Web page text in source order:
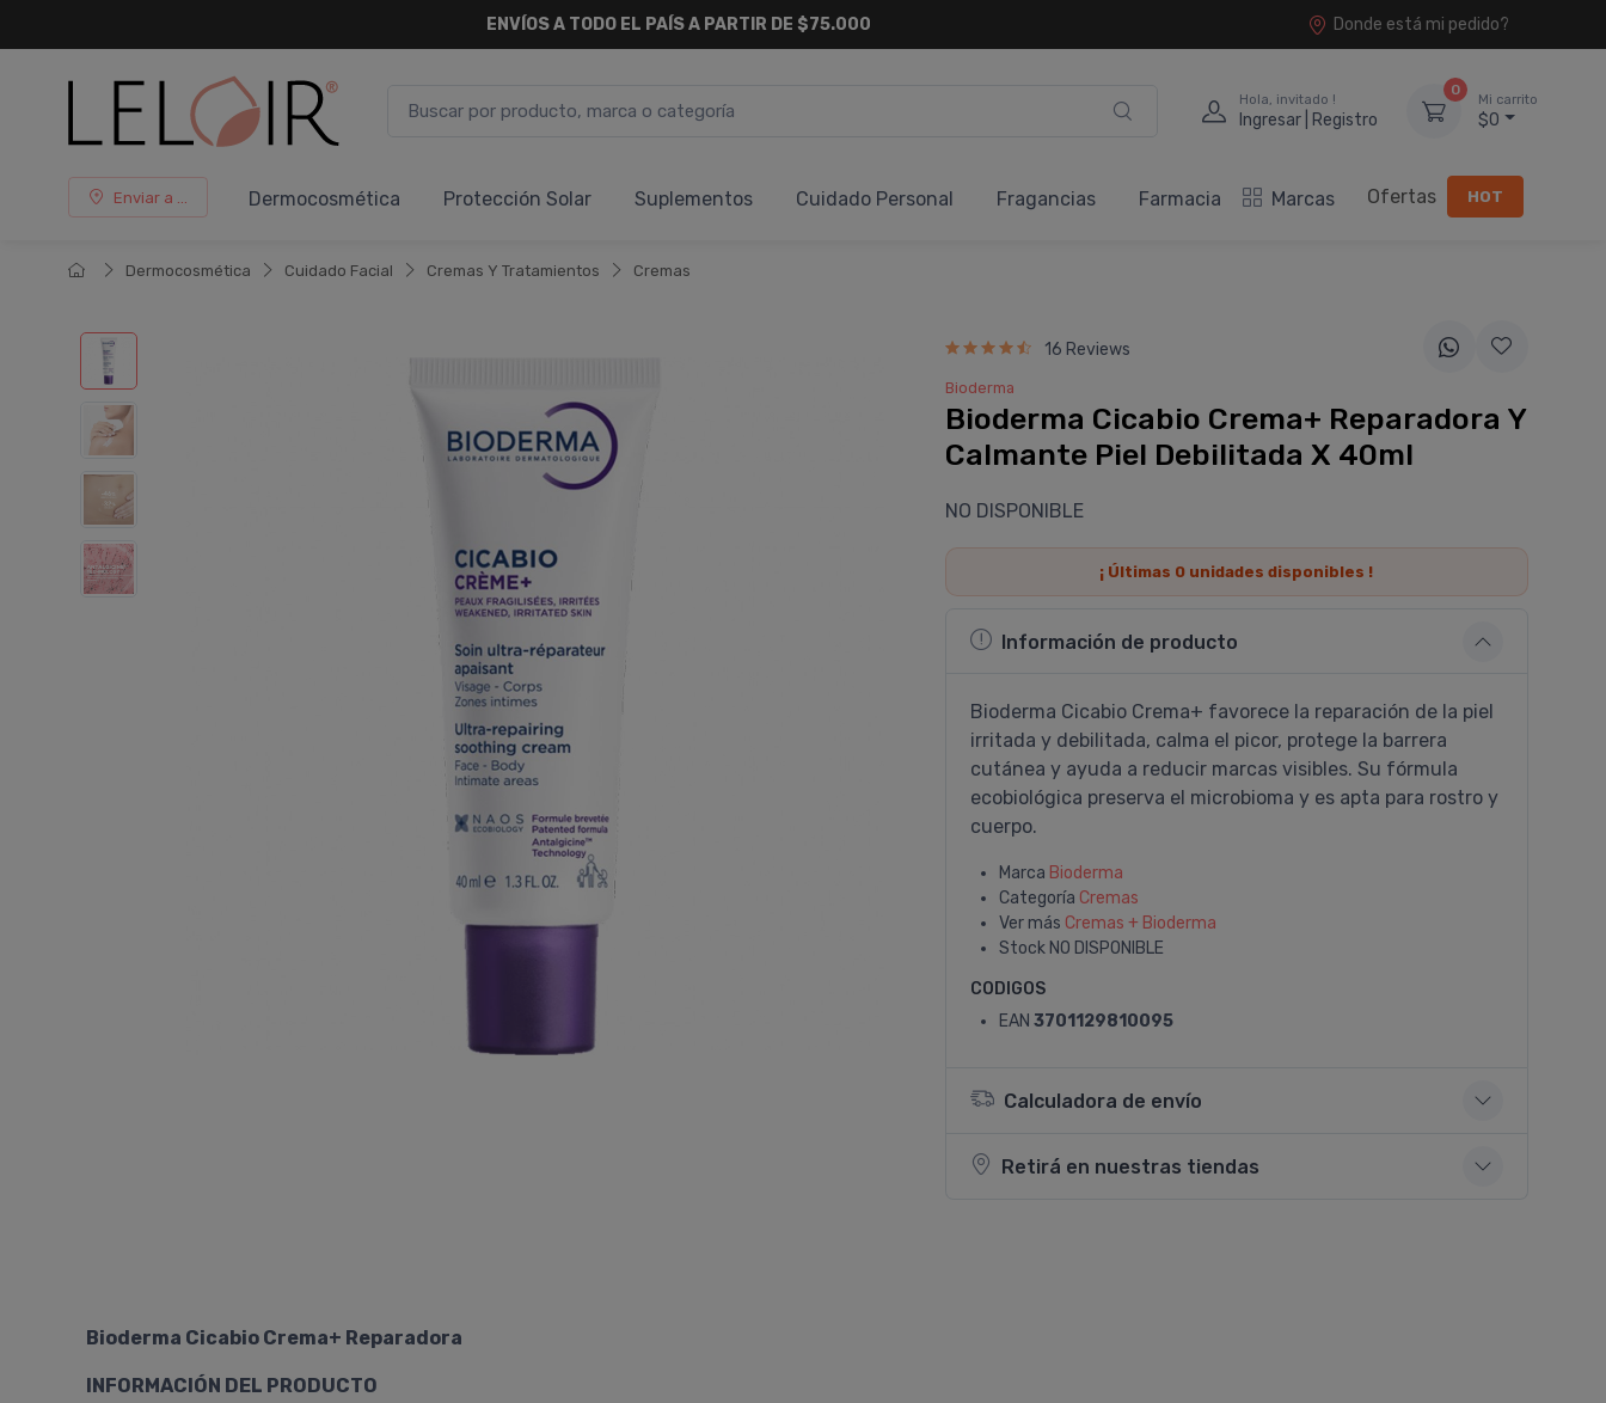
Donde está mi pedido?
Hola, invitado !
Ingresar | Registro
0
Mi carrito
$0
Enviar a ... Dermocosmética Protección Solar Suplementos Cuidado Personal Fragancias Farmacia Marcas Ofertas HOT
Dermocosmética Cuidado Facial Cremas Y Tratamientos Cremas
16 Reviews
Bioderma
Bioderma Cicabio Crema+ Reparadora Y
Calmante Piel Debilitada X 40ml
NO DISPONIBLE
¡ Últimas 0 unidades disponibles !
Información de producto
Bioderma Cicabio Crema+ favorece la reparación de la piel
irritada y debilitada, calma el picor, protege la barrera
cutánea y ayuda a reducir marcas visibles. Su fórmula
ecobiológica preserva el microbioma y es apta para rostro y
cuerpo.
Marca Bioderma
Categoría Cremas
Ver más Cremas + Bioderma
Stock NO DISPONIBLE
CODIGOS
EAN 3701129810095
Calculadora de envío
Retirá en nuestras tiendas
Bioderma Cicabio Crema+ Reparadora
INFORMACIÓN DEL PRODUCTO